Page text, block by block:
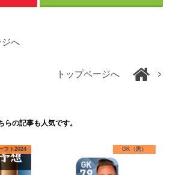
ジへ
トップページへ
らの記事も人気です。
フト2024 GK（黒）